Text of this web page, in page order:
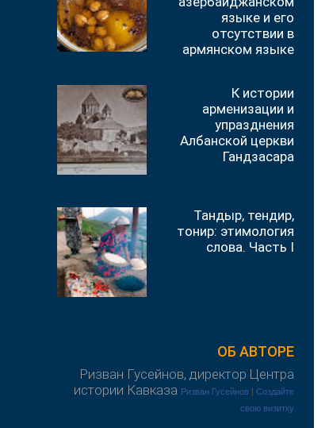
языке и его
отсутствии в
армянском языке
К истории
арменизации и
упразднения
Албанской церкви
Гандзасара
Тандыр, тендир,
тонир: этимология
слова. Часть I
ОБ АВТОРЕ
Ризван Гусейнов, директор Центра
истории Кавказа Ризван Гусейнов | Создайте
свою визитку